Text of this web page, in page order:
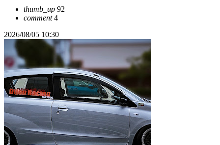
thumb_up 92
comment4
2026/08/05 10:30